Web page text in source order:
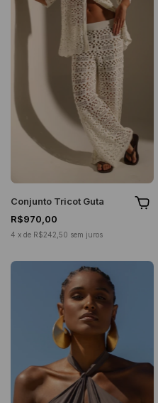
Conjunto Tricot Guta
R$970,00
4 x de R$242,50 sem juros